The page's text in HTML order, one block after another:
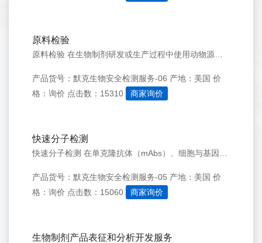
原料检验
产品货号：默克生物安全检测服务-06 产地：美国 价
格：询价 点击数：15310 商家询价
快速分子检测
产品货号：默克生物安全检测服务-05 产地：美国 价
格：询价 点击数：15060 商家询价
生物制剂产品表征和分析开发服务